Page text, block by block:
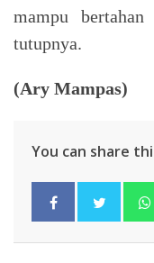
mampu
tutupnya.
(Ary Mampas)
You can share